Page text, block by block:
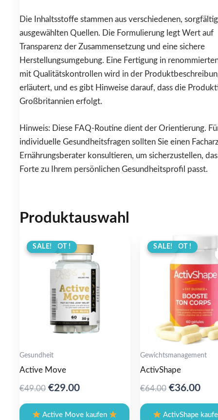
Die Inhaltsstoffe stammen aus verschiedenen, sorgfältig
ausgewählten Quellen. Die Formulierung legt Wert auf
Transparenz der Zusammensetzung und eine sichere
Herstellungsumgebung. Eine Fertigung in
mit Qualitätskontrollen wird in der
erläutert, und es gibt Hinweise darauf, dass die
Großbritannien erfolgt.
Hinweis: Diese FAQ-Routine dient der Orientierung.
individuelle Gesundheitsfragen sollten Sie einen
Ernährungsberater konsultieren, um sicherzustellen,
Forte zu Ihrem persönlichen Gesundheitsprofil passt.
Produktauswahl
ANGEBOT !
SALE!
Gesundheit
Active Move
€49.00 Original
was:
€29.00Current
is:
Active Move kaufen
ANGEBOT !
SALE!
Gewichtsmanagement
ActivShape
€64.00 Original
was:
€36.00
is:
ActivShape